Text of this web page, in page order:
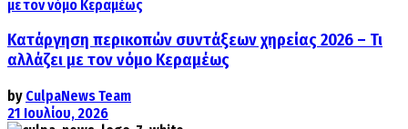
Κατάργηση περικοπών συντάξεων χηρείας 2026 – Τι
αλλάζει με τον νόμο Κεραμέως
by CulpaNews Team
21 Ιουλίου, 2026